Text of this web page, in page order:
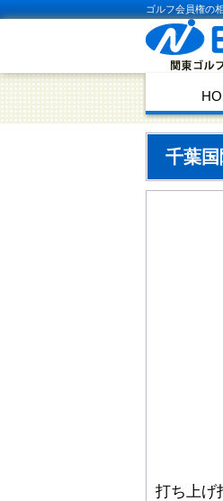
ゴルフ会員権の
千葉
打ち上げ